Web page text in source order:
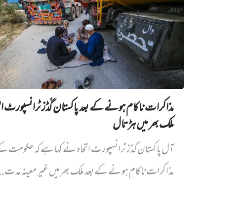
مذاکرات ناکام ہونے کے بعد پاکستان گُڈز ٹرانسپورٹ
ملک بھر میں ہڑتال
آل پاکستان گڈز ٹرانسپورٹ اتحاد نے کہا ہے کہ حکومت
مذاکرات ناکام ہونے کے بعد ملک بھر میں غیر معینہ